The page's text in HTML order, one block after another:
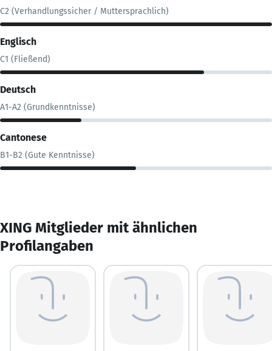
C2 (Verhandlungssicher / Muttersprachlich)
Englisch
C1 (Fließend)
Deutsch
A1-A2 (Grundkenntnisse)
Cantonese
B1-B2 (Gute Kenntnisse)
XING Mitglieder mit ähnlichen
Profilangaben